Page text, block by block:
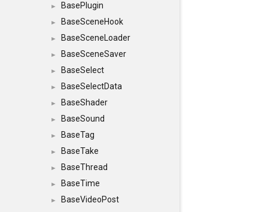
► BasePlugin
► BaseSceneHook
► BaseSceneLoader
► BaseSceneSaver
► BaseSelect
► BaseSelectData
► BaseShader
► BaseSound
► BaseTag
► BaseTake
► BaseThread
► BaseTime
►
BaseVideoPost